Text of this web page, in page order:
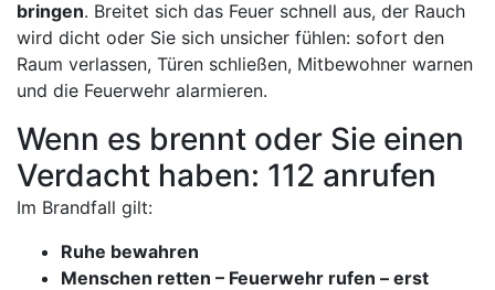
bringen. Breitet sich das Feuer schnell aus, der Rauch
wird dicht oder Sie sich unsicher fühlen: sofort den
Raum verlassen, Türen schließen, Mitbewohner warnen
und die Feuerwehr alarmieren.
Wenn es brennt oder Sie einen
Verdacht haben: 112 anrufen
Im Brandfall gilt:
Ruhe bewahren
Menschen retten – Feuerwehr rufen – erst